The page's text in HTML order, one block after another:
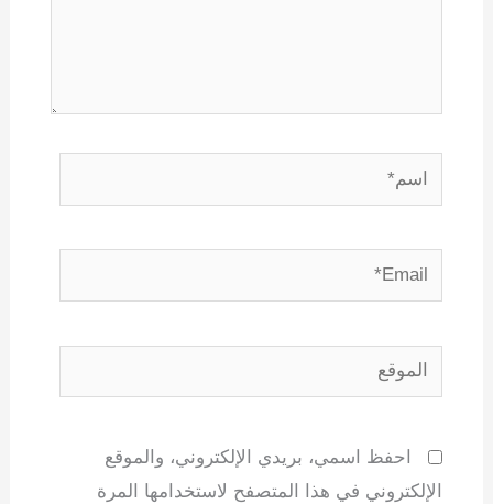
اسم*
Email*
الموقع
احفظ اسمي، بريدي الإلكتروني، والموقع
الإلكتروني في هذا المتصفح لاستخدامها المرة